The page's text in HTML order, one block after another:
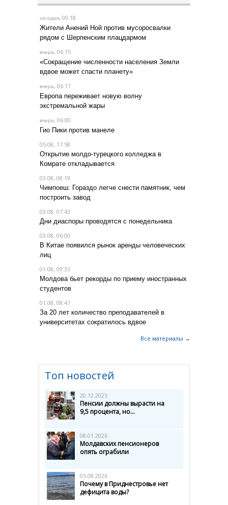
сегодня, 09:18
Жители Анений Ной против мусоросвалки
рядом с Шерпенским плацдармом
вчера, 06:15
«Сокращение численности населения Земли
вдвое может спасти планету»
вчера, 06:11
Европа переживает новую волну
экстремальной жары
вчера, 06:00
Гио Пики против манеле
05.08, 17:58
Открытие молдо-турецкого колледжа в
Комрате откладывается
03.08, 08:19
Чимпоеш: Гораздо легче снести памятник, чем
построить завод
03.08, 07:43
Дни диаспоры проводятся с понедельника
03.08, 06:00
В Китае появился рынок аренды человеческих
лиц
01.08, 09:33
Молдова бьет рекорды по приему иностранных
студентов
01.08, 08:47
За 20 лет количество преподавателей в
университетах сократилось вдвое
Все материалы →
Топ новостей
20.12.2025
Пенсии должны вырасти на
9,5 процента, но...
08.01.2026
Молдавских пенсионеров
опять ограбили
05.08.2026
Почему в Приднестровье нет
дефицита воды?